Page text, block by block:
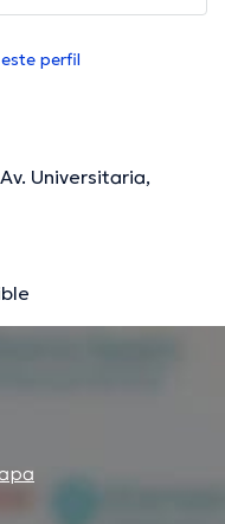
perfil
Universitaria,